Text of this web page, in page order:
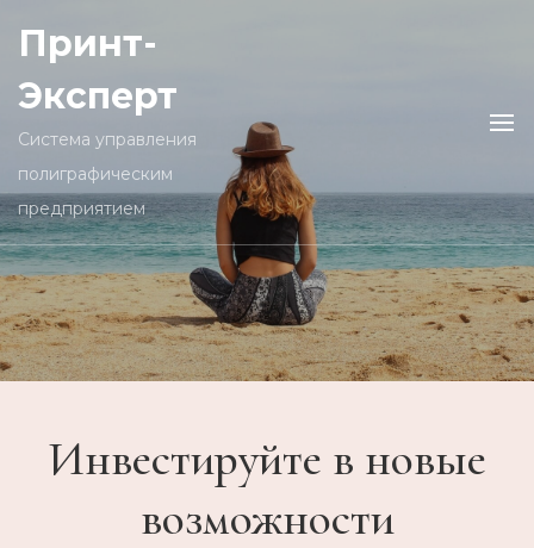
Принт-
Эксперт
Cистема управления
полиграфическим
предприятием
Инвестируйте в новые
возможности